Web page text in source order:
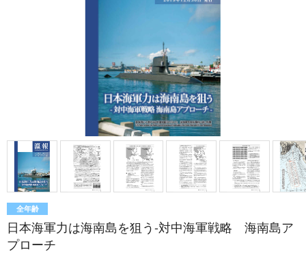
全年齢
日本海軍力は海南島を狙う-対中海軍戦略 海南島ア
プローチ